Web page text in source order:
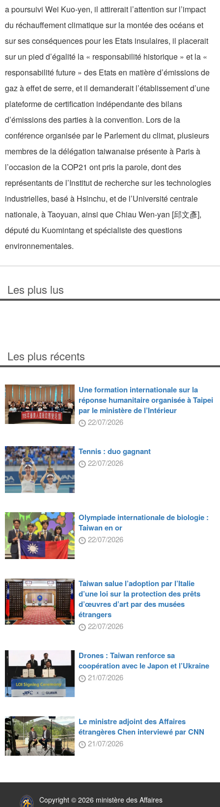
a poursuivi Wei Kuo-yen, il attirerait l’attention sur l’impact
du réchauffement climatique sur la montée des océans et
sur ses conséquences pour les Etats insulaires, il placerait
sur un pied d’égalité la « responsabilité historique » et la «
responsabilité future » des Etats en matière d’émissions de
gaz à effet de serre, et il demanderait l’établissement d’une
plateforme de certification indépendante des bilans
d’émissions des parties à la convention. Lors de la
conférence organisée par le Parlement du climat, plusieurs
membres de la délégation taiwanaise présente à Paris à
l’occasion de la COP21 ont pris la parole, dont des
représentants de l’Institut de recherche sur les technologies
industrielles, basé à Hsinchu, et de l’Université centrale
nationale, à Taoyuan, ainsi que Chiau Wen-yan [邱文彥],
député du Kuomintang et spécialiste des questions
environnementales.
Les plus lus
Les plus récents
Une formation internationale sur la
réponse humanitaire organisée à Taipei
par le ministère de l’Intérieur
22/07/2026
Tennis : duo gagnant
22/07/2026
Olympiade internationale de biologie :
Taiwan en or
22/07/2026
Taiwan salue l’adoption par l’Italie
d’une loi sur la protection des prêts
d’œuvres d’art par des musées
étrangers
22/07/2026
Drones : Taiwan renforce sa
coopération avec le Japon et l’Ukraine
21/07/2026
Le ministre adjoint des Affaires
étrangères Chen interviewé par CNN
21/07/2026
Copyright © 2026 ministère des Affaires